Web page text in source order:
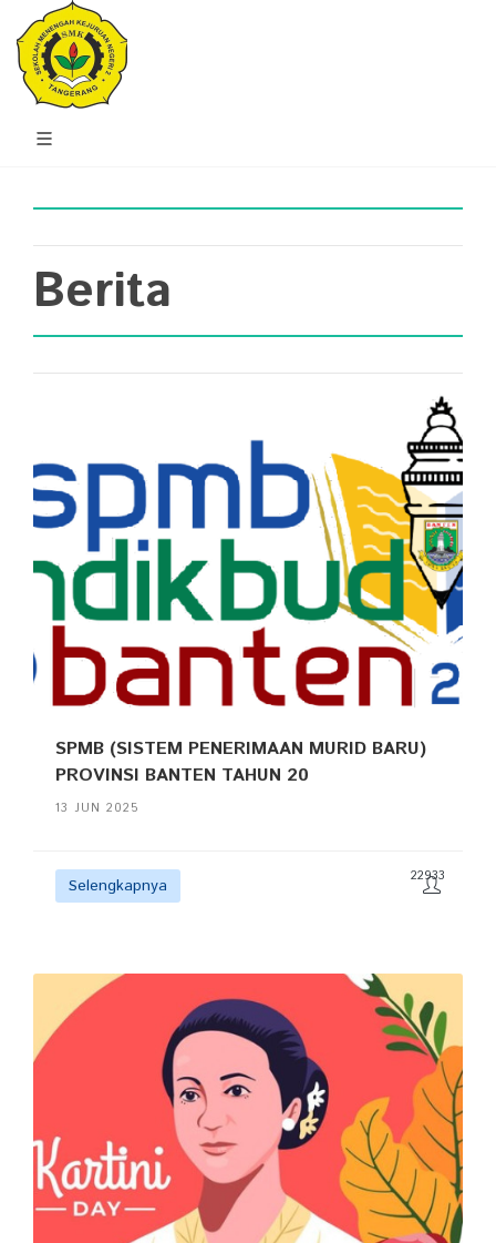
Berita
SPMB (SISTEM PENERIMAAN MURID BARU)
PROVINSI BANTEN TAHUN 20
13 JUN 2025
Selengkapnya 22933